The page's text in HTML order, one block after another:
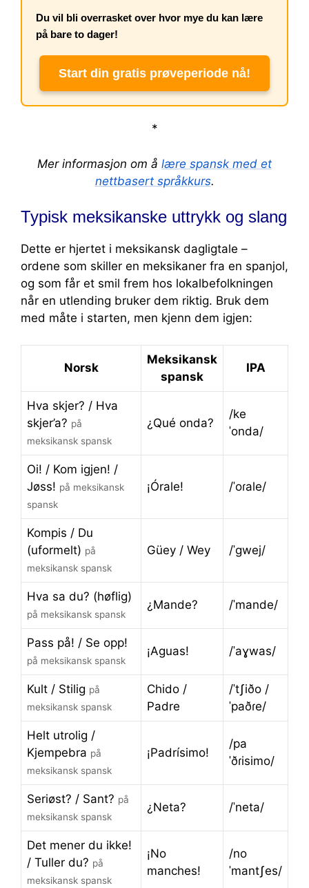
Du vil bli overrasket over hvor mye du kan lære
på bare to dager!
Start din gratis prøveperiode nå!
*
Mer informasjon om å lære spansk med et
nettbasert språkkurs.
Typisk meksikanske uttrykk og slang
Dette er hjertet i meksikansk dagligtale –
ordene som skiller en meksikaner fra en spanjol,
og som får et smil frem hos lokalbefolkningen
når en utlending bruker dem riktig. Bruk dem
med måte i starten, men kjenn dem igjen:
Norsk
Meksikansk
spansk
IPA
Hva skjer? / Hva
skjer’a? på
meksikansk spansk
¿Qué onda?
/ke
ˈonda/
Oi! / Kom igjen! /
Jøss! på meksikansk
spansk
¡Órale! /ˈoɾale/
Kompis / Du
(uformelt) på
meksikansk spansk
Güey / Wey /ˈɡwej/
Hva sa du? (høflig)
på meksikansk spansk
¿Mande? /ˈmande/
Pass på! / Se opp!
på meksikansk spansk
¡Aguas! /ˈaɣwas/
Kult / Stilig på
meksikansk spansk
Chido /
Padre
/ˈtʃiðo /
ˈpaðɾe/
Helt utrolig /
Kjempebra på
meksikansk spansk
¡Padrísimo!
/pa
ˈðɾisimo/
Seriøst? / Sant? på
meksikansk spansk
¿Neta? /ˈneta/
Det mener du ikke!
/ Tuller du? på
meksikansk spansk
¡No
manches!
/no
ˈmantʃes/